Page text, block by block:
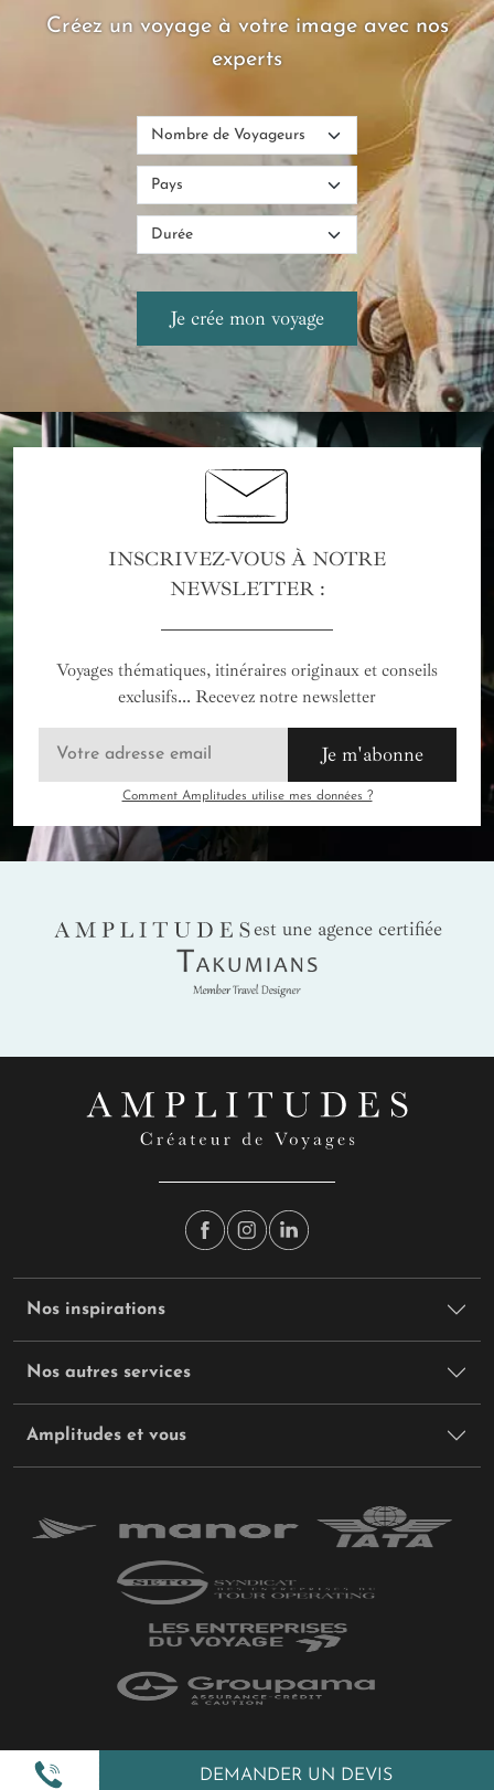
DEMANDER UN DEVIS
Créez un voyage à votre image avec nos
experts
INSCRIVEZ-VOUS À NOTRE
NEWSLETTER :
Voyages thématiques, itinéraires originaux et conseils
exclusifs... Recevez notre newsletter
Je m'abonne
Comment Amplitudes utilise mes données ?
AMPLITUDES
est une agence certifiée
Takumians
Nos inspirations
Nos autres services
Amplitudes et vous
Plan du site